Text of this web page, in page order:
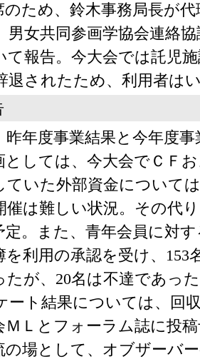
のため、鈴木事務局長が
男女共同参画学協会連絡
て報告。今大会では託児
退されたため、利用者は
昨年度事業結果と今年度
としては、今大会でＣＦ
ていた外部資金について
催は難しい状況。その代
定。また、青年会員に対
を利用の承認を受け、
たが、20名は不達であっ
ート結果については、回
ＭＬとフォーラム誌に投
の場として、オブザーバ